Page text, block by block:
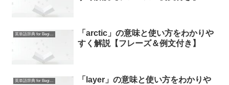
英単語辞典 for Beginners
「arctic」の意味と使い方をわかりや
すく解説【フレーズ＆例文付き】
英単語辞典 for Beginners
「layer」の意味と使い方をわかりや